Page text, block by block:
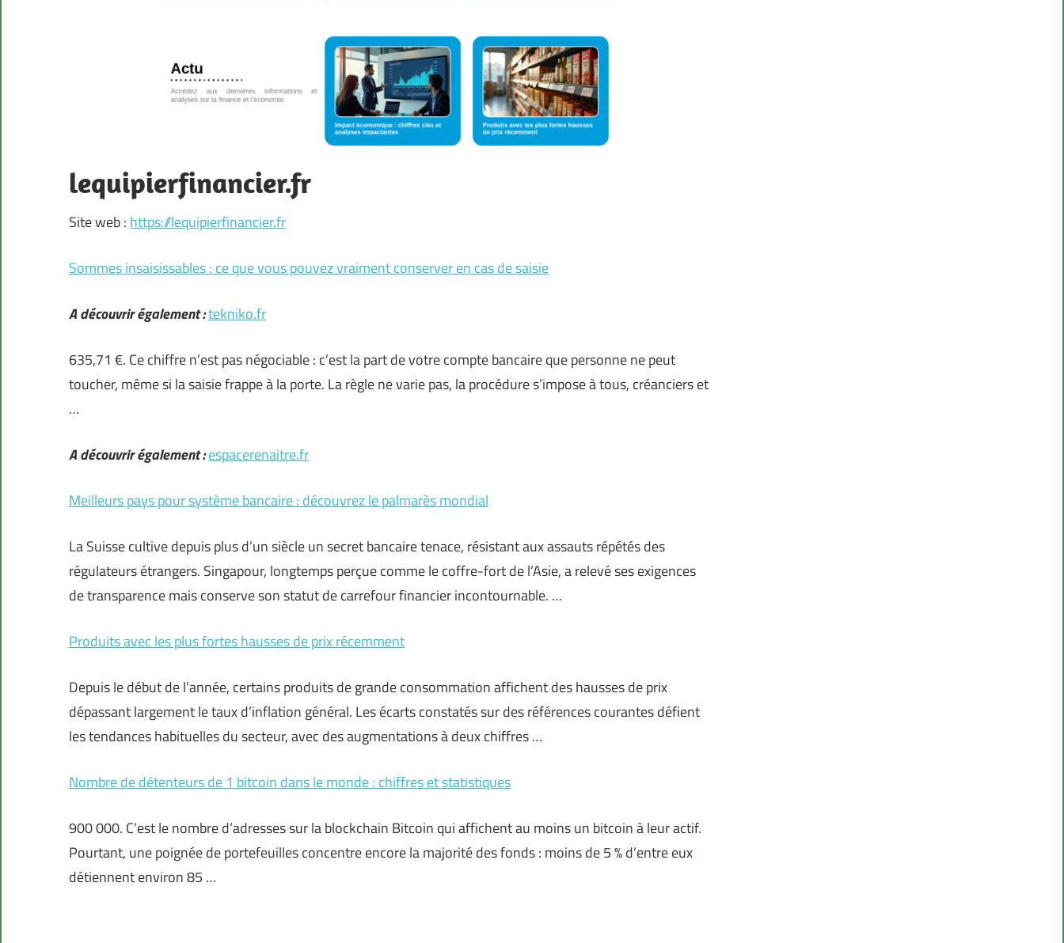
lequipierfinancier.fr
Site web : https://lequipierfinancier.fr
Sommes insaisissables : ce que vous pouvez vraiment conserver en cas de saisie
A découvrir également :tekniko.fr
635,71 €. Ce chiffre n’est pas négociable : c’est la part de votre compte bancaire que personne ne peut
toucher, même si la saisie frappe à la porte. La règle ne varie pas, la procédure s’impose à tous, créanciers et
…
A découvrir également :espacerenaitre.fr
Meilleurs pays pour système bancaire : découvrez le palmarès mondial
La Suisse cultive depuis plus d’un siècle un secret bancaire tenace, résistant aux assauts répétés des
régulateurs étrangers. Singapour, longtemps perçue comme le coffre-fort de l’Asie, a relevé ses exigences
de transparence mais conserve son statut de carrefour financier incontournable. …
Produits avec les plus fortes hausses de prix récemment
Depuis le début de l’année, certains produits de grande consommation affichent des hausses de prix
dépassant largement le taux d’inflation général. Les écarts constatés sur des références courantes défient
les tendances habituelles du secteur, avec des augmentations à deux chiffres …
Nombre de détenteurs de 1 bitcoin dans le monde : chiffres et statistiques
900 000. C’est le nombre d’adresses sur la blockchain Bitcoin qui affichent au moins un bitcoin à leur actif.
Pourtant, une poignée de portefeuilles concentre encore la majorité des fonds : moins de 5 % d’entre eux
détiennent environ 85 …